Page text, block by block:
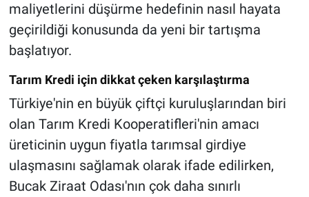
maliyetlerini düşürme hedefinin nasıl hayata
geçirildiği konusunda da yeni bir tartışma
başlatıyor.
Tarım Kredi için dikkat çeken karşılaştırma
Türkiye'nin en büyük çiftçi kuruluşlarından biri
olan Tarım Kredi Kooperatifleri'nin amacı
üreticinin uygun fiyatla tarımsal girdiye
ulaşmasını sağlamak olarak ifade edilirken,
Bucak Ziraat Odası'nın çok daha sınırlı